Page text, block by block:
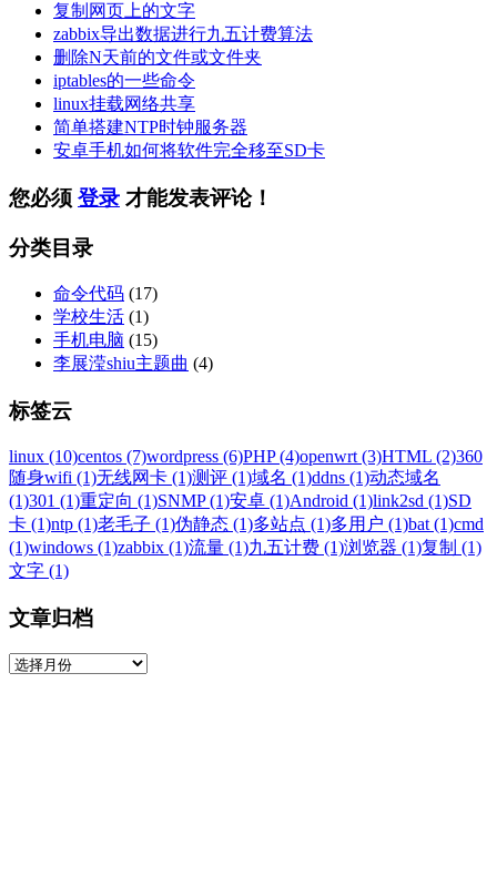
复制网页上的文字
zabbix导出数据进行九五计费算法
删除N天前的文件或文件夹
iptables的一些命令
linux挂载网络共享
简单搭建NTP时钟服务器
安卓手机如何将软件完全移至SD卡
您必须 登录 才能发表评论！
分类目录
命令代码 (17)
学校生活 (1)
手机电脑 (15)
李展滢shiu主题曲 (4)
标签云
linux (10)centos (7)wordpress (6)PHP (4)openwrt (3)HTML (2)360
随身wifi (1)无线网卡 (1)测评 (1)域名 (1)ddns (1)动态域名
(1)301 (1)重定向 (1)SNMP (1)安卓 (1)Android (1)link2sd (1)SD
卡 (1)ntp (1)老毛子 (1)伪静态 (1)多站点 (1)多用户 (1)bat (1)cmd
(1)windows (1)zabbix (1)流量 (1)九五计费 (1)浏览器 (1)复制 (1)
文字 (1)
文章归档